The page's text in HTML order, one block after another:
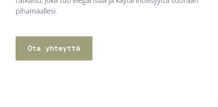
pihamaallesi.
Ota yhteyttä